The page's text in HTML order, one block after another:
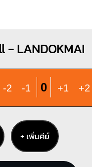
- LANDOKMAI
-2 -1 0 +1 +2
+ เพิ่มคีย์